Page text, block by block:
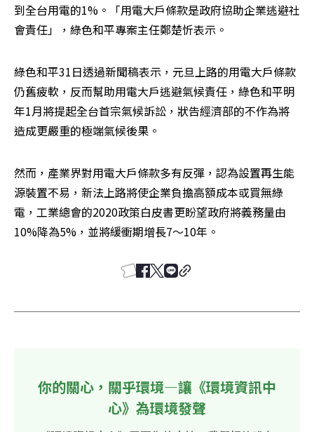
到全台用電的1%。「用電大戶條款是政府協助企業逃避社
會責任」，綠色和平專案主任鄭楚忻表示。
綠色和平31日透過新聞稿表示，元旦上路的用電大戶條款
仍舊疲軟，反而幫助用電大戶逃避氣候責任，綠色和平明
年1月將提起全台首宗氣候訴訟，狀告經濟部的不作為將
造成更嚴重的極端氣候後果。
然而，產業界對用電大戶條款多有反彈，認為設置再生能
源裝置不易，新法上路將使企業負擔高額成本或買無綠
電，工業總會的2020政策白皮書更盼望政府將義務量由
10%降為5%，並將緩衝期增長7～10年。
你的關心，關乎環境—讓《環境資訊中
心》為環境發聲